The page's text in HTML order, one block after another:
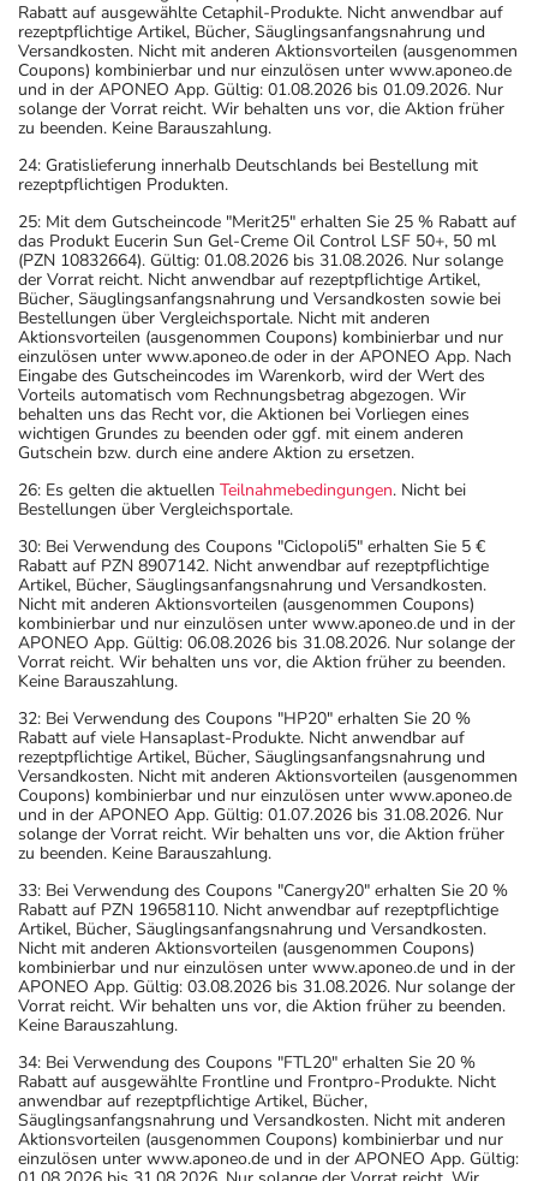
teilnehmen oder Maschinen (auch im Haushalt) bedienen,
mit denen Sie sich verletzen können.
- Bei Frauen im gebärfähigen Alter sind während und
unter Umständen auch eine Zeit lang nach der Therapie
wirksame Verhütungsmethoden erforderlich. Sprechen
Sie hierzu Ihren Arzt oder Apotheker an.
- Bei Männern im zeugungsfähigen Alter sind während
und unter Umständen auch eine zeitlang nach der
Therapie wirksame Verhütungsmethoden erforderlich.
Sprechen Sie hierzu Ihren Arzt oder Apotheker an.
- Das Blutbild muss während der gesamten Behandlung
und ggf. nach Beendigung der Behandlung überwacht
werden.
- Vorsicht bei Alpha-Gal-Allergie (Allergie gegen rotes
Fleisch)!
- Vorsicht bei Allergie gegen Farbstoffe (z.B. Indigocarmin
mit der E-Nummer E 132)!
- Vorsicht bei Allergie gegen Propylenglykol und ähnliche
Stoffe!
- Vorsicht bei einer Unverträglichkeit gegenüber Lactose.
Wenn Sie eine Diabetes-Diät einhalten müssen, sollten
Sie den Zuckergehalt berücksichtigen.
- Es kann Arzneimittel geben, mit denen
Wechselwirkungen auftreten. Sie sollten deswegen
generell vor der Behandlung mit einem neuen
Arzneimittel jedes andere, das Sie bereits anwenden,
dem Arzt oder Apotheker angeben. Das gilt auch für
Arzneimittel, die Sie selbst kaufen, nur gelegentlich
anwenden oder deren Anwendung schon einige Zeit
zurückliegt.
Bitte verwenden Sie dieses Arzneimittel nicht mehr nach
dem auf der Packung oder der Umverpackung
angegebenen Verfallsdatum. Das Verfallsdatum bezieht
sich auf den letzten Tag des angegebenen Monats.
Rabatt auf ausgewählte Cetaphil-Produkte. Nicht anwendbar auf
rezeptpflichtige Artikel, Bücher, Säuglingsanfangsnahrung und
Versandkosten. Nicht mit anderen Aktionsvorteilen (ausgenommen
Coupons) kombinierbar und nur einzulösen unter www.aponeo.de
und in der APONEO App. Gültig: 01.08.2026 bis 01.09.2026. Nur
solange der Vorrat reicht. Wir behalten uns vor, die Aktion früher
zu beenden. Keine Barauszahlung.
24: Gratislieferung innerhalb Deutschlands bei Bestellung mit
rezeptpflichtigen Produkten.
25: Mit dem Gutscheincode "Merit25" erhalten Sie 25 % Rabatt auf
das Produkt Eucerin Sun Gel-Creme Oil Control LSF 50+, 50 ml
(PZN 10832664). Gültig: 01.08.2026 bis 31.08.2026. Nur solange
der Vorrat reicht. Nicht anwendbar auf rezeptpflichtige Artikel,
Bücher, Säuglingsanfangsnahrung und Versandkosten sowie bei
Bestellungen über Vergleichsportale. Nicht mit anderen
Aktionsvorteilen (ausgenommen Coupons) kombinierbar und nur
einzulösen unter www.aponeo.de oder in der APONEO App. Nach
Eingabe des Gutscheincodes im Warenkorb, wird der Wert des
Vorteils automatisch vom Rechnungsbetrag abgezogen. Wir
behalten uns das Recht vor, die Aktionen bei Vorliegen eines
wichtigen Grundes zu beenden oder ggf. mit einem anderen
Gutschein bzw. durch eine andere Aktion zu ersetzen.
26: Es gelten die aktuellen Teilnahmebedingungen. Nicht bei
Bestellungen über Vergleichsportale.
30: Bei Verwendung des Coupons "Ciclopoli5" erhalten Sie 5 €
Rabatt auf PZN 8907142. Nicht anwendbar auf rezeptpflichtige
Artikel, Bücher, Säuglingsanfangsnahrung und Versandkosten.
Nicht mit anderen Aktionsvorteilen (ausgenommen Coupons)
kombinierbar und nur einzulösen unter www.aponeo.de und in der
APONEO App. Gültig: 06.08.2026 bis 31.08.2026. Nur solange der
Vorrat reicht. Wir behalten uns vor, die Aktion früher zu beenden.
Keine Barauszahlung.
32: Bei Verwendung des Coupons "HP20" erhalten Sie 20 %
Rabatt auf viele Hansaplast-Produkte. Nicht anwendbar auf
rezeptpflichtige Artikel, Bücher, Säuglingsanfangsnahrung und
Versandkosten. Nicht mit anderen Aktionsvorteilen (ausgenommen
Coupons) kombinierbar und nur einzulösen unter www.aponeo.de
und in der APONEO App. Gültig: 01.07.2026 bis 31.08.2026. Nur
solange der Vorrat reicht. Wir behalten uns vor, die Aktion früher
zu beenden. Keine Barauszahlung.
33: Bei Verwendung des Coupons "Canergy20" erhalten Sie 20 %
Rabatt auf PZN 19658110. Nicht anwendbar auf rezeptpflichtige
Artikel, Bücher, Säuglingsanfangsnahrung und Versandkosten.
Nicht mit anderen Aktionsvorteilen (ausgenommen Coupons)
kombinierbar und nur einzulösen unter www.aponeo.de und in der
APONEO App. Gültig: 03.08.2026 bis 31.08.2026. Nur solange der
Vorrat reicht. Wir behalten uns vor, die Aktion früher zu beenden.
Keine Barauszahlung.
34: Bei Verwendung des Coupons "FTL20" erhalten Sie 20 %
Rabatt auf ausgewählte Frontline und Frontpro-Produkte. Nicht
anwendbar auf rezeptpflichtige Artikel, Bücher,
Säuglingsanfangsnahrung und Versandkosten. Nicht mit anderen
Aktionsvorteilen (ausgenommen Coupons) kombinierbar und nur
einzulösen unter www.aponeo.de und in der APONEO App. Gültig: